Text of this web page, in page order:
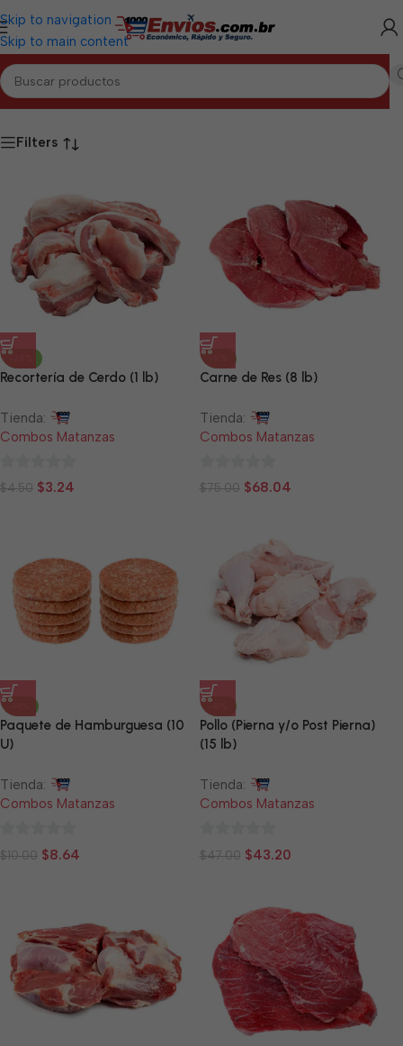
Skip to navigation
Skip to main content
Inicio/Productos etiquetados “Cárnicos OW Matanzas”
Filters
-28%
Recortería de Cerdo (1 lb)
Tienda:
Combos Matanzas
0
$4.50 $3.24
-9%
Carne de Res (8 lb)
Tienda:
Combos Matanzas
0
$75.00 $68.04
Paquete de Hamburguesa (10
U)
Tienda:
Combos Matanzas
0
$10.00 $8.64
Pollo (Pierna y/o Post Pierna)
(15 lb)
Tienda:
Combos Matanzas
0
$47.00 $43.20